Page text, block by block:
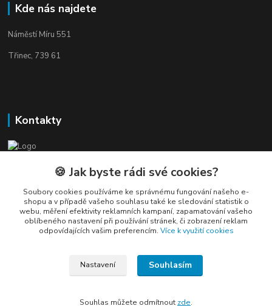
Kde nás najdete
Náměstí Míru 551
Třinec, 739 61
Kontakty
Petr Nedvídek
+420 775688827 +420 737670415
(Po-Pá, 9-16 hod.)
🍪 Jak byste rádi své cookies?
Soubory cookies používáme ke správnému fungování našeho e-
shopu a v případě vašeho souhlasu také ke sledování statistik o
webu, měření efektivity reklamních kampaní, zapamatování vašeho
oblíbeného nastavení při používání stránek, či zobrazení reklam
odpovídajících vašim preferencím. Více k využití cookies
Nastavení Souhlasím
Souhlas můžete odmítnout zde.